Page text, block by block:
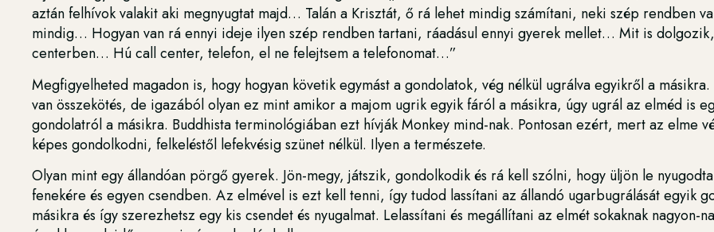
aztán felhívok valakit aki megnyugtat majd… Talán a Krisztát, ő rá lehet mindig számítani, neki szép rendben
mindig… Hogyan van rá ennyi ideje ilyen szép rendben tartani, ráadásul ennyi gyerek mellet… Mit is
centerben… Hú call center, telefon, el ne felejtsem a telefonomat…”
Megfigyelheted magadon is, hogy hogyan követik egymást a gondolatok, vég nélkül ugrálva egyikről a másikra.
van összekötés, de igazából olyan ez mint amikor a majom ugrik egyik fáról a másikra, úgy ugrál az elméd is
gondolatról a másikra. Buddhista terminológiában ezt hívják Monkey mind-nak. Pontosan ezért, mert az elme
képes gondolkodni, felkeléstől lefekvésig szünet nélkül. Ilyen a természete.
Olyan mint egy állandóan pörgő gyerek. Jön-megy, játszik, gondolkodik és rá kell szólni, hogy üljön le
fenekére és egyen csendben. Az elmével is ezt kell tenni, így tudod lassítani az állandó ugarbugrálását egyik
másikra és így szerezhetsz egy kis csendet és nyugalmat. Lelassítani és megállítani az elmét sokaknak nagyon-